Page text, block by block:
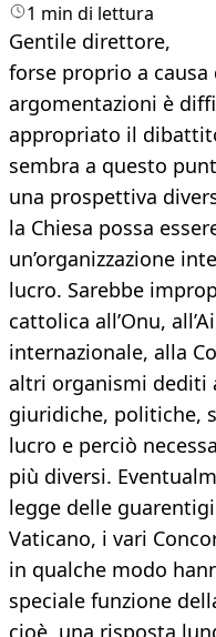
1 min di lettura
Gentile direttore,
forse proprio a causa
argomentazioni è
appropriato il
sembra a questo
una prospettiva
la Chiesa possa
un’organizzazione
lucro. Sarebbe
cattolica all’Onu,
internazionale, alla
altri organismi dediti
giuridiche, politiche,
lucro e perciò
più diversi.
legge delle
Vaticano, i vari
in qualche modo
speciale funzione
cioè, una risposta